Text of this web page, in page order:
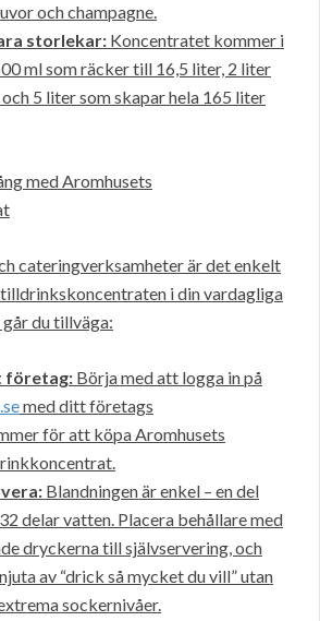
och champagne.
storlekar: Koncentratet kommer i
ml som räcker till 16,5 liter, 2 liter
5 liter som skapar hela 165 liter
med Aromhusets
cateringverksamheter är det enkelt
i din vardagliga
går du tillväga:
företag: Börja med att logga in på
med ditt företags
för att köpa Aromhusets
Blandningen är enkel – en del
delar vatten. Placera behållare med
dryckerna till självservering, och
av “drick så mycket du vill” utan
sockernivåer.